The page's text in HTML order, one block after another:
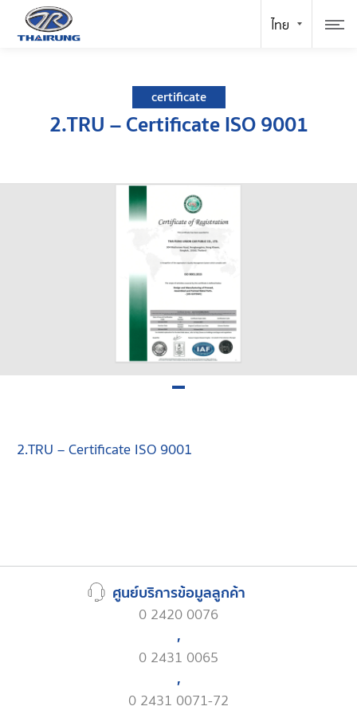
certificate
2.TRU – Certificate ISO 9001
2.TRU – Certificate ISO 9001
ศูนย์บริการข้อมูลลูกค้า
0 2420 0076
,
0 2431 0065
,
0 2431 0071-72